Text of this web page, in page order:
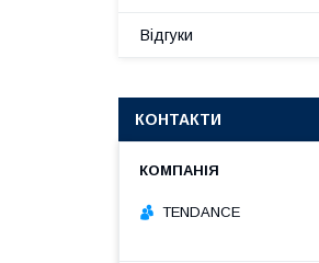
Відгуки
КОНТАКТИ
TENDANCE